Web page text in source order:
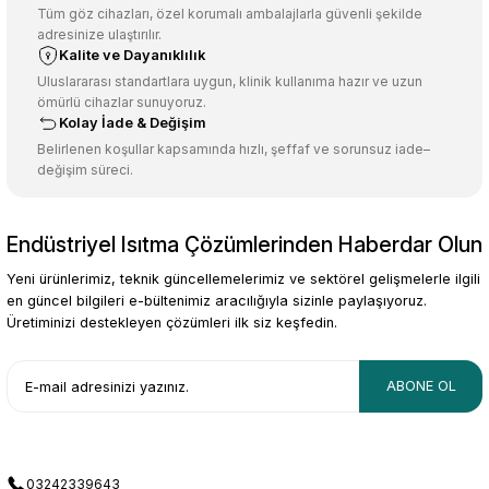
Ürün açıklamasında eksik bilgiler bulunuyor.
Ürün bilgilerinde hatalar bulunuyor.
Ürün fiyatı diğer sitelerden daha pahalı.
Bu ürüne benzer farklı alternatifler olmalı.
Gönder
Tüm göz cihazları, özel korumalı ambalajlarla güvenli şekilde
adresinize ulaştırılır.
Kalite ve Dayanıklılık
Uluslararası standartlara uygun, klinik kullanıma hazır ve uzun
ömürlü cihazlar sunuyoruz.
Kolay İade & Değişim
Belirlenen koşullar kapsamında hızlı, şeffaf ve sorunsuz iade–
değişim süreci.
Endüstriyel Isıtma Çözümlerinden Haberdar Olun
Yeni ürünlerimiz, teknik güncellemelerimiz ve sektörel gelişmelerle ilgili
en güncel bilgileri e-bültenimiz aracılığıyla sizinle paylaşıyoruz.
Üretiminizi destekleyen çözümleri ilk siz keşfedin.
ABONE OL
03242339643